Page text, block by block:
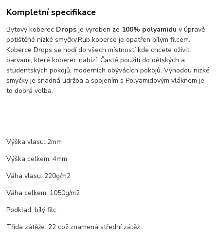
Kompletní specifikace
Bytový koberec Drops je vyroben ze 100% polyamidu v úpravě
potištěné nízké smyčky.Rub koberce je opatřen bílým filcem.
Koberce Drops se hodí do všech místností kde chcete oživit
barvami, které koberec nabízí. Časté použití do dětských a
studentských pokojů, moderních obývácích pokojů. Výhodou nizké
smyčky je snadná udržba a spojením s Polyamidovým vláknem je
to dobrá volba.
Výška vlasu: 2mm
Výška celkem: 4mm
Váha vlasu: 220g/m2
Váha celkem: 1050g/m2
Podklad: bílý filc
Třída zátěže: 22 což znamená střední zátěž